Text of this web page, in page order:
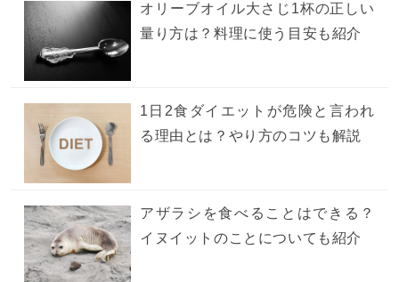
オリーブオイル大さじ1杯の正しい
量り方は？料理に使う目安も紹介
1日2食ダイエットが危険と言われ
る理由とは？やり方のコツも解説
アザラシを食べることはできる？
イヌイットのことについても紹介